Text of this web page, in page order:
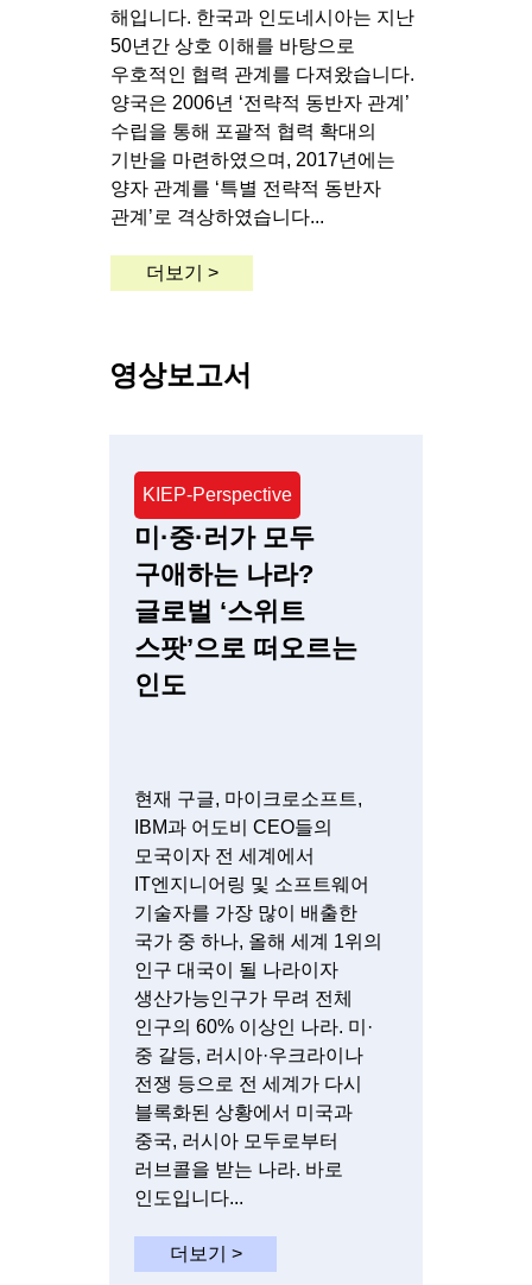
해입니다. 한국과 인도네시아는 지난
50년간 상호 이해를 바탕으로
우호적인 협력 관계를 다져왔습니다.
양국은 2006년 ‘전략적 동반자 관계’
수립을 통해 포괄적 협력 확대의
기반을 마련하였으며, 2017년에는
양자 관계를 ‘특별 전략적 동반자
관계’로 격상하였습니다...
더보기 >
영상보고서
KIEP-Perspective
미·중·러가 모두
구애하는 나라?
글로벌 ‘스위트
스팟’으로 떠오르는
인도
현재 구글, 마이크로소프트,
IBM과 어도비 CEO들의
모국이자 전 세계에서
IT엔지니어링 및 소프트웨어
기술자를 가장 많이 배출한
국가 중 하나, 올해 세계 1위의
인구 대국이 될 나라이자
생산가능인구가 무려 전체
인구의 60% 이상인 나라. 미·
중 갈등, 러시아·우크라이나
전쟁 등으로 전 세계가 다시
블록화된 상황에서 미국과
중국, 러시아 모두로부터
러브콜을 받는 나라. 바로
인도입니다...
더보기 >